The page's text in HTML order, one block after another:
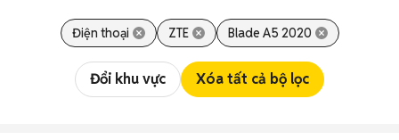
Điện thoại ZTE Blade A5 2020
Đổi khu vực Xóa tất cả bộ lọc